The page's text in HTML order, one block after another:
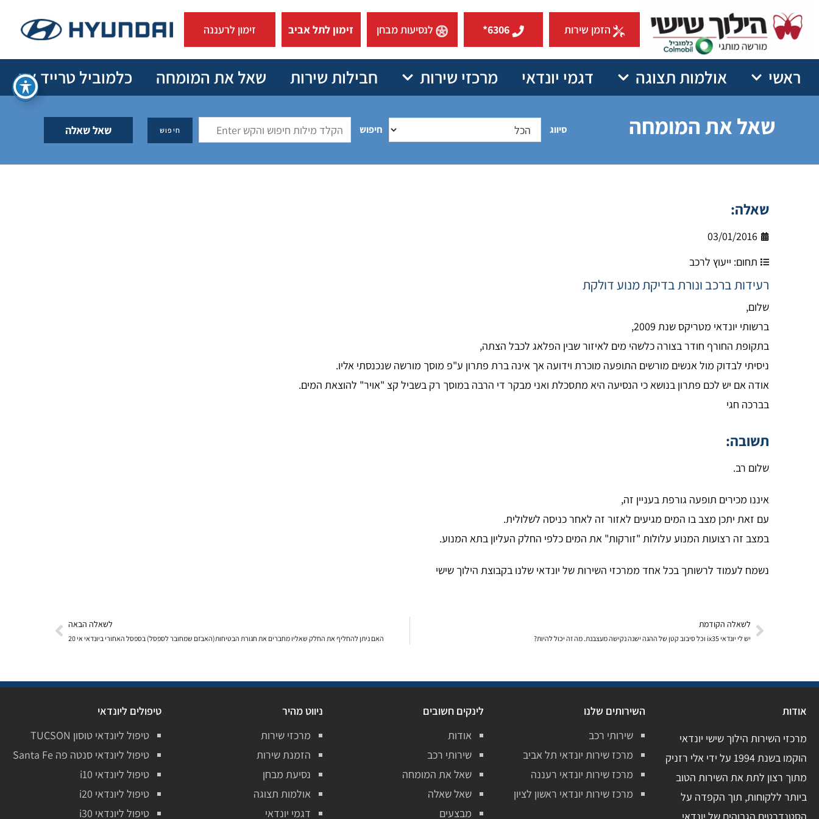
הזמן שירות 6306* לנסיעות מבחן זימון לתל אביב זימון לרעננה
ראשי אולמות תצוגה דגמי יונדאי מרכזי שירות חבילות שירות שאל את המומחה כלמוביל טרייד אין
שאל את המומחה סיווג חיפוש שאל שאלה
שאלה:
03/01/2016
תחום: ייעוץ לרכב
רעידות ברכב ונורת בדיקת מנוע דולקת
שלום,
ברשותי יונדאי מטריקס שנת 2009,
בתקופת החורף חודר בצורה כלשהי מים לאיזור שבין הפלאג לכבל הצתה,
ניסיתי לבדוק מול אנשים מורשים התופעה מוכרת וידועה אך אינה ברת פתרון ע"פ מוסך מורשה שנכנסתי אליו.
אודה אם יש לכם פתרון בנושא כי הנסיעה היא מתסכלת ואני מבקר די הרבה במוסך רק בשביל קצ "אויר" להוצאת המים.
בברכה חגי
תשובה:
שלום רב.
איננו מכירים תופעה גורפת בעניין זה,
עם זאת יתכן מצב בו המים מגיעים לאזור זה לאחר כניסה לשלולית.
במצב זה רצועות המנוע עלולות "זורקות" את המים כלפי החלק העליון בתא המנוע.
נשמח לעמוד לרשותך בכל אחד ממרכזי השירות של יונדאי שלנו בקבוצת הילוך שישי
לשאלה הקודמת
יש לי יונדאי ix35 וכל סיבוב קטן של ההגה ישנה נקישה מעצבנת. מה זה יכול להיות?
לשאלה הבאה
האם ניתן להחליף את החלק שאליו מחברים את חגורת הבטיחות(האבזם שמחובר לספסל) בספסל האחורי ביונדאי אי 20
אודות
מרכזי השירות הילוך שישי יונדאי
הוקמו בשנת 1994 על ידי אלי רזניק
מתוך רצון לתת את השירות הטוב
ביותר ללקוחות, תוך הקפדה על
הסטנדרטים הגבוהים של יונדאי.
השירותים שלנו
שירותי רכב
מרכז שירות יונדאי תל אביב
מרכז שירות יונדאי רעננה
מרכז שירות יונדאי ראשון לציון
לינקים חשובים
אודות
שירותי רכב
שאל את המומחה
שאל שאלה
מבצעים
ניווט מהיר
מרכזי שירות
הזמנת שירות
נסיעת מבחן
אולמות תצוגה
דגמי יונדאי
טיפולים ליונדאי
טיפול ליונדאי טוסון TUCSON
טיפול ליונדאי סנטה פה Santa Fe
טיפול ליונדאי i10
טיפול ליונדאי i20
טיפול ליונדאי i30